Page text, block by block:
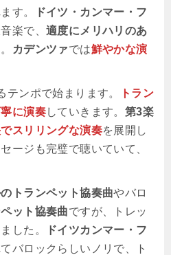
す。
ドイツ・カンマー・フ
楽で、適度にメリハリのあ
カデンツァでは鮮やかな演
テンポで始まります。
トラン
に演奏していきます。 第3楽
スリリングな演奏を展開し
ージも完璧で聴いていて、
トランペット協奏曲やバロ
ット協奏曲ですが、トレッ
した。
ドイツカンマー・フ
バロックらしいノリで、ト